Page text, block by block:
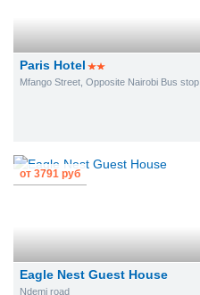
Paris Hotel
Mfango Street, Opposite Nairobi Bus stop
Eagle Nest Guest House
Ndemi road
от 3791 руб